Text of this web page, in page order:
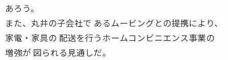
あろう。
また、丸井の子会社で あるムービングとの提携により、
家電・家具の 配送を行うホームコンビニエンス事業の
増強が 図られる見通しだ。